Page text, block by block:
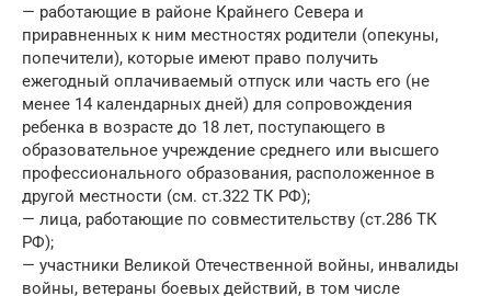
— работающие в районе Крайнего Севера и
приравненных к ним местностях родители (опекуны,
попечители), которые имеют право получить
ежегодный оплачиваемый отпуск или часть его (не
менее 14 календарных дней) для сопровождения
ребенка в возрасте до 18 лет, поступающего в
образовательное учреждение среднего или высшего
профессионального образования, расположенное в
другой местности (см. ст.322 ТК РФ);
— лица, работающие по совместительству (ст.286 ТК
РФ);
— участники Великой Отечественной войны, инвалиды
войны, ветераны боевых действий, в том числе